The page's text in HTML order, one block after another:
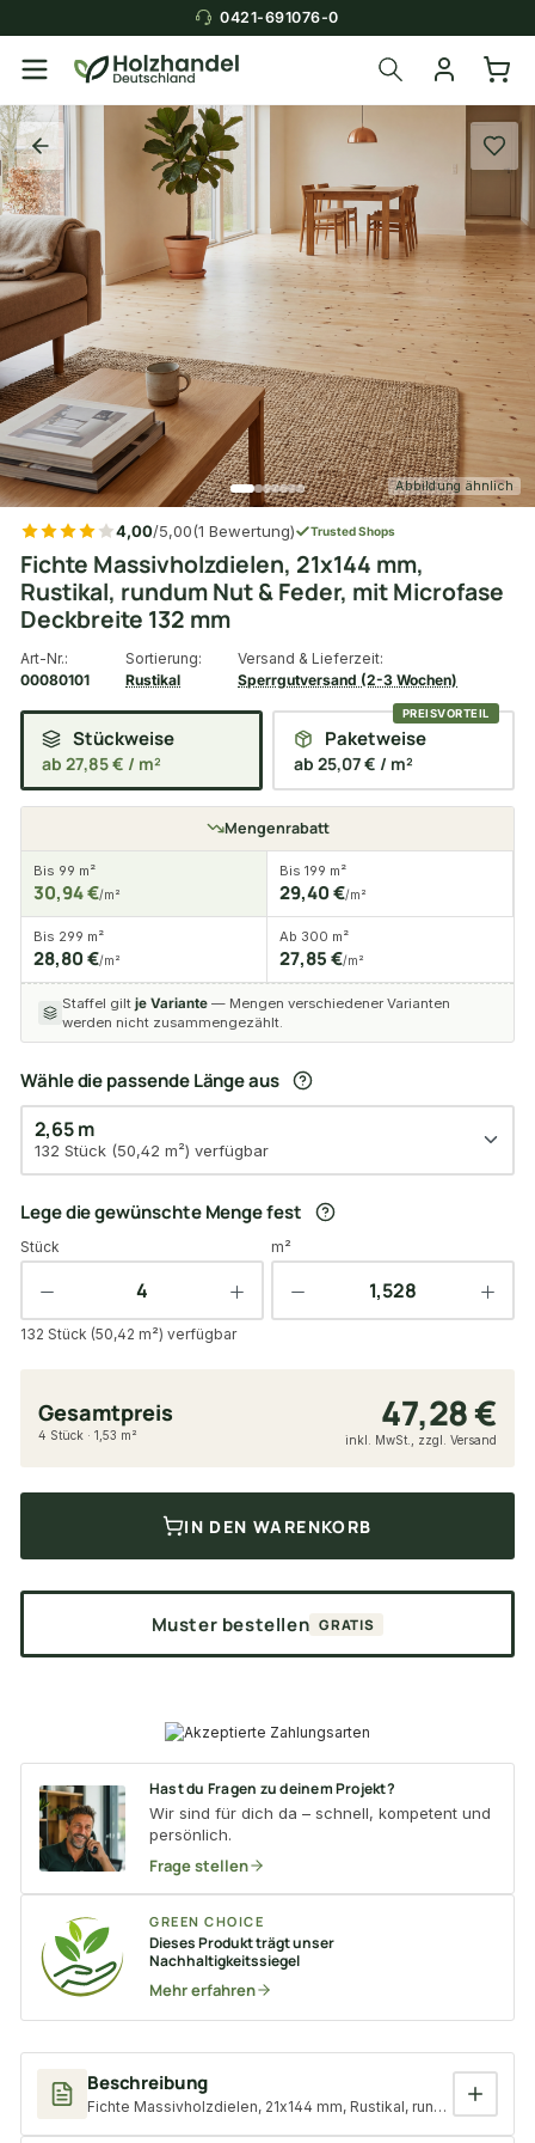
0421-691076-0
Abbildung ähnlich
Beschreibung
Fichte Massivholzdielen, 21x144 mm, Rustikal, rundum Nut &
4,00/5,00(1 Bewertung) Trusted Shops
Fichte Massivholzdielen, 21x144 mm,
Rustikal, rundum Nut & Feder, mit Microfase
Deckbreite 132 mm
Art-Nr.:
00080101
Sortierung:
Rustikal
Versand & Lieferzeit:
Sperrgutversand (2-3 Wochen)
Stückweise
ab 27,85 € / m²
Paketweise
ab 25,07 € / m²
Mengenrabatt
Bis 99 m²
30,94 €/m²
Bis 199 m²
29,40 €/m²
Bis 299 m²
28,80 €/m²
Ab 300 m²
27,85 €/m²
Staffel gilt je Variante — Mengen verschiedener Varianten
werden nicht zusammengezählt.
Wähle die passende Länge aus
2,65 m
132 Stück (50,42 m²) verfügbar
Lege die gewünschte Menge fest
Stück m²
132 Stück (50,42 m²) verfügbar
Gesamtpreis 47,28 €
4 Stück · 1,53 m² inkl. MwSt., zzgl. Versand
IN DEN WARENKORB
Muster bestellen GRATIS
Hast du Fragen zu deinem Projekt?
Wir sind für dich da – schnell, kompetent und
persönlich.
Frage stellen
GREEN CHOICE
Dieses Produkt trägt unser
Nachhaltigkeitssiegel
Mehr erfahren